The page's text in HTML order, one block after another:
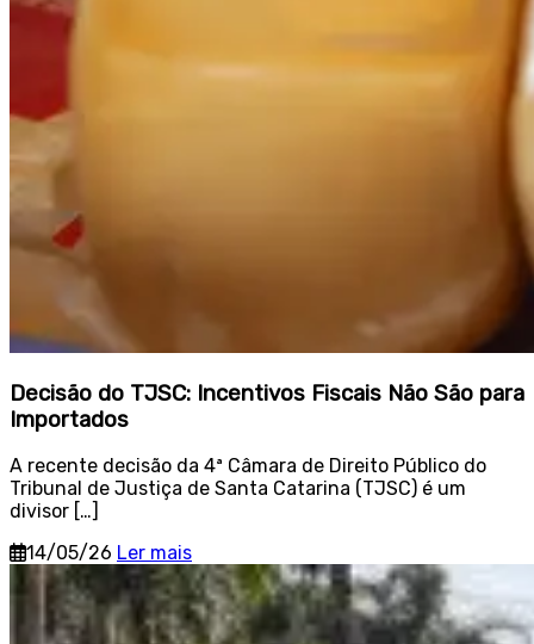
Decisão do TJSC: Incentivos Fiscais Não São para
Importados
A recente decisão da 4ª Câmara de Direito Público do
Tribunal de Justiça de Santa Catarina (TJSC) é um
divisor […]
14/05/26 Ler mais